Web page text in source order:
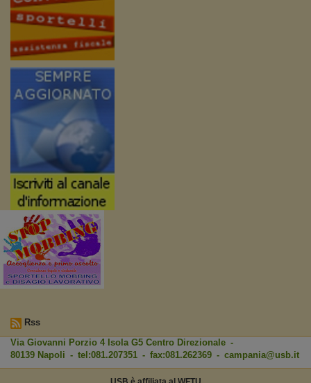
Rss
Via Giovanni Porzio 4 Isola G5 Centro Direzionale -
80139 Napoli - tel:081.207351 - fax:081.262369 - campania@usb.it